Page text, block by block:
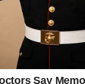
vas
bi upoznati